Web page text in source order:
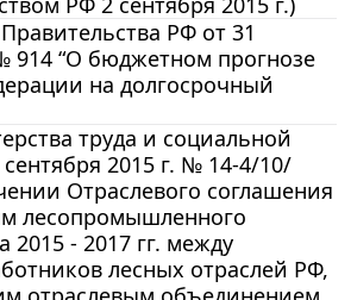
РФ от 31
914 “О бюджетном прогнозе
на долгосрочный
труда и социальной
2015 г. № 14-4/10/
Отраслевого соглашения
лесопромышленного
2015 - 2017 гг. между
лесных отраслей РФ,